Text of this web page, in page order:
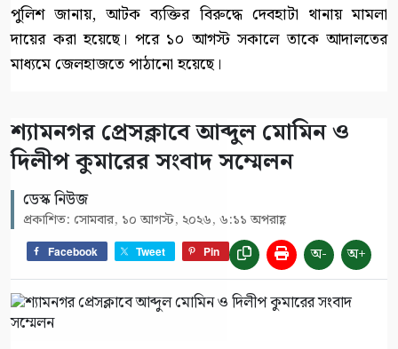
পুলিশ জানায়, আটক ব্যক্তির বিরুদ্ধে দেবহাটা থানায় মামলা
দায়ের করা হয়েছে। পরে ১০ আগস্ট সকালে তাকে আদালতের
মাধ্যমে জেলহাজতে পাঠানো হয়েছে।
শ্যামনগর প্রেসক্লাবে আব্দুল মোমিন ও
দিলীপ কুমারের সংবাদ সম্মেলন
ডেস্ক নিউজ
প্রকাশিত: সোমবার, ১০ আগস্ট, ২০২৬, ৬:১১ অপরাহ্ণ
Facebook Tweet Pin অ- অ+